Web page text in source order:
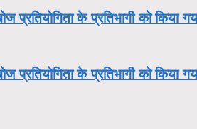
प्रतियोगिता के प्रतिभागी को किया
प्रतियोगिता के प्रतिभागी को किया